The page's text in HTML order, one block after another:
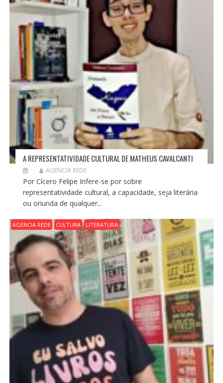
S
A REPRESENTATIVIDADE CULTURAL DE MATHEUS CAVALCANTI
AGENCIA REDE
Por Cícero Felipe Infere-se por sobre
representatividade cultural, a capacidade, seja literária
ou oriunda de qualquer...
AGENCIA REDE CULTURA LITERATURA